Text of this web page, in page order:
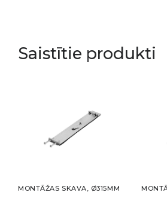
Saistītie produkti
MONTĀŽAS SKAVA, Ø315MM